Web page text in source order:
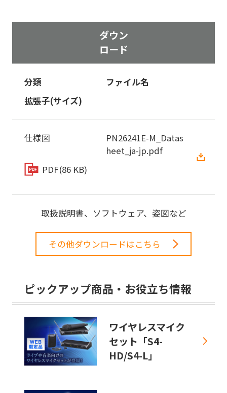
ダウン
ロード
分類
ファイル名
拡張子(サイズ)
仕様図
PN26241E-M_Datas
heet_ja-jp.pdf
PDF(86 KB)
取扱説明書、ソフトウェア、姿図など
その他ダウンロードはこちら
ピックアップ商品・お役立ち情報
ワイヤレスマイク
セット「S4-
HD/S4-L」